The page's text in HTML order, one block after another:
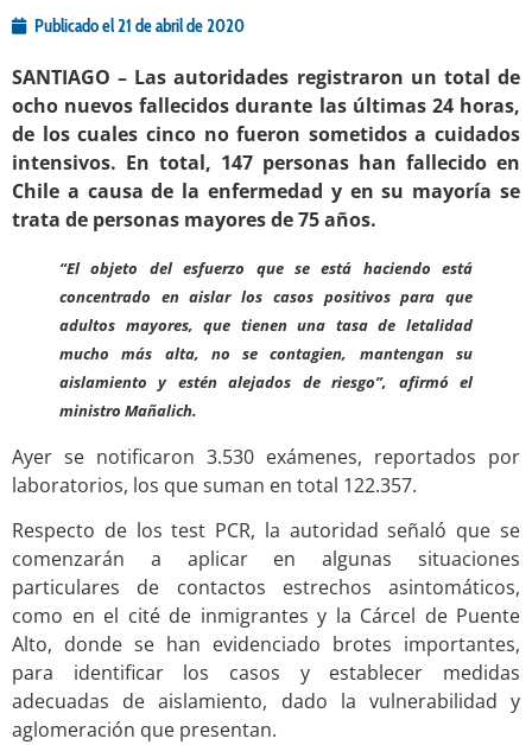
Publicado el21 de abril de 2020
SANTIAGO – Las autoridades registraron un total de
ocho nuevos fallecidos durante las últimas 24 horas,
de los cuales cinco no fueron sometidos a cuidados
intensivos. En total, 147 personas han fallecido en
Chile a causa de la enfermedad y en su mayoría se
trata de personas mayores de 75 años.
“El objeto del esfuerzo que se está haciendo está
concentrado en aislar los casos positivos para que
adultos mayores, que tienen una tasa de letalidad
mucho más alta, no se contagien, mantengan su
aislamiento y estén alejados de riesgo”, afirmó el
ministro Mañalich.
Ayer se notificaron 3.530 exámenes, reportados por
laboratorios, los que suman en total 122.357.
Respecto de los test PCR, la autoridad señaló que se
comenzarán a aplicar en algunas situaciones
particulares de contactos estrechos asintomáticos,
como en el cité de inmigrantes y la Cárcel de Puente
Alto, donde se han evidenciado brotes importantes,
para identificar los casos y establecer medidas
adecuadas de aislamiento, dado la vulnerabilidad y
aglomeración que presentan.